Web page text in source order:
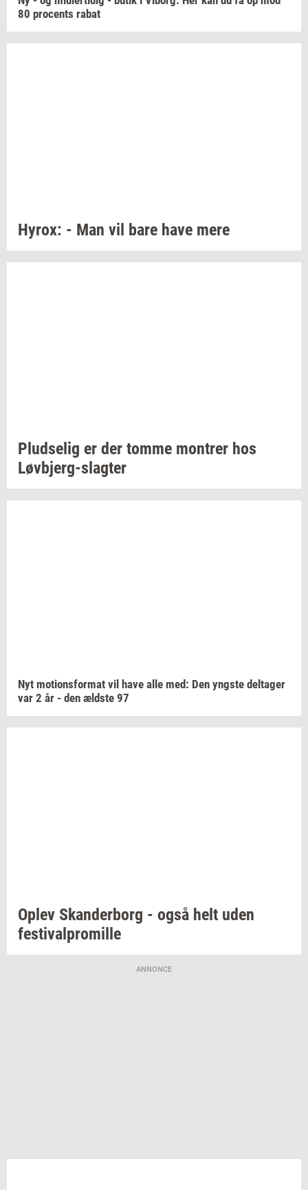
80 pro­cents rabat
Hyrox: - Man vil bare have mere
Plud­se­lig er der tomme mon­trer hos
Løvbjerg-​slagter
Nyt mo­tions­for­mat vil have alle med: Den yng­ste del­ta­ger
var 2 år - den æld­ste 97
Oplev Skan­der­borg - også helt uden
festi­val­pro­mil­le
ANNONCE